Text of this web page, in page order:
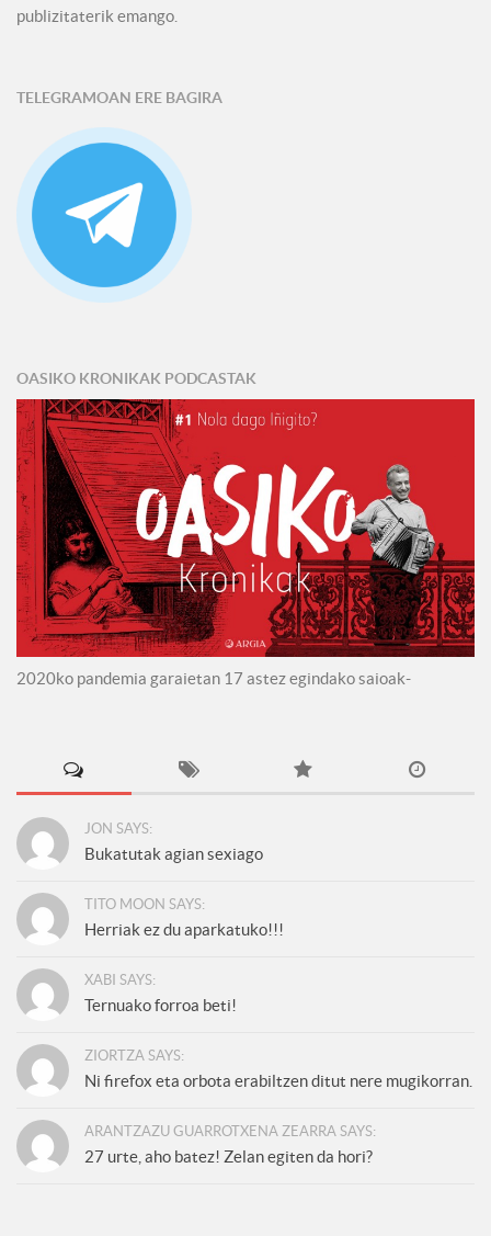
publizitaterik emango.
TELEGRAMOAN ERE BAGIRA
OASIKO KRONIKAK PODCASTAK
2020ko pandemia garaietan 17 astez egindako saioak-
JON SAYS:
Bukatutak agian sexiago
TITO MOON SAYS:
Herriak ez du aparkatuko!!!
XABI SAYS:
Ternuako forroa beti!
ZIORTZA SAYS:
Ni firefox eta orbota erabiltzen ditut nere mugikorran.
ARANTZAZU GUARROTXENA ZEARRA SAYS:
27 urte, aho batez! Zelan egiten da hori?